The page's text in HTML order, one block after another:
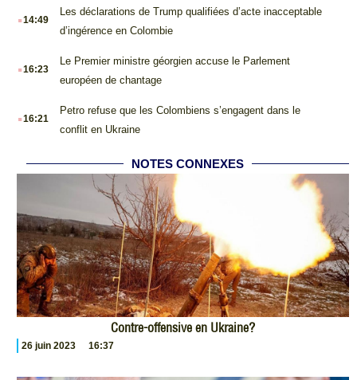
.14:49
Les déclarations de Trump qualifiées d’acte inacceptable
d’ingérence en Colombie
.16:23
Le Premier ministre géorgien accuse le Parlement
européen de chantage
.16:21
Petro refuse que les Colombiens s’engagent dans le
conflit en Ukraine
NOTES CONNEXES
Contre-offensive en Ukraine?
26 juin 2023 16:37